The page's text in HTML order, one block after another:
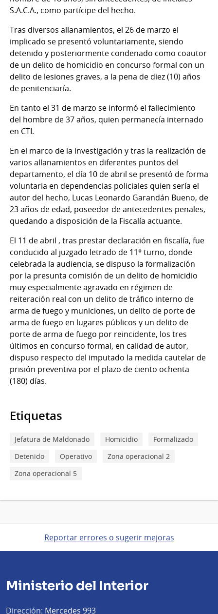
S.A.C.A., como partícipe del hecho.
Tras diversos allanamientos, el 26 de marzo el
implicado se presentó voluntariamente, siendo
detenido y posteriormente condenado como coautor
de un delito de homicidio en concurso formal con un
delito de lesiones graves, a la pena de diez (10) años
de penitenciaría.
En tanto el 31 de marzo se informó el fallecimiento
del hombre de 37 años, quien permanecía internado
en CTI.
En el marco de la investigación y tras la realización de
varios allanamientos en diferentes puntos del
departamento, el día 10 de abril se presentó de forma
voluntaria en dependencias policiales quien sería el
autor del hecho, Lucas Leonardo Garandán Bueno, de
23 años de edad, poseedor de antecedentes penales,
quedando a disposición de la Fiscalía actuante.
El 11 de abril , tras prestar declaración en fiscalía, fue
conducido al juzgado letrado de 11º turno, donde
celebrada la audiencia, se dispuso la formalización
por la presunta comisión de un delito de homicidio
muy especialmente agravado en régimen de
reiteración real con un delito de tráfico interno de
arma de fuego y municiones, un delito de porte de
arma de fuego en lugares públicos y un delito de
porte de arma de fuego por reincidente, los tres
últimos en concurso formal, en calidad de autor,
dispuso respecto del imputado la medida cautelar de
prisión preventiva por el plazo de ciento ochenta
(180) días.
Etiquetas
Jefatura de Maldonado Homicidio
Formalizado
Detenido
Operativo
Zona operacional 2
Zona operacional 5
Reportar errores o sugerir mejoras
Ministerio del Interior
Dirección: Mercedes 993